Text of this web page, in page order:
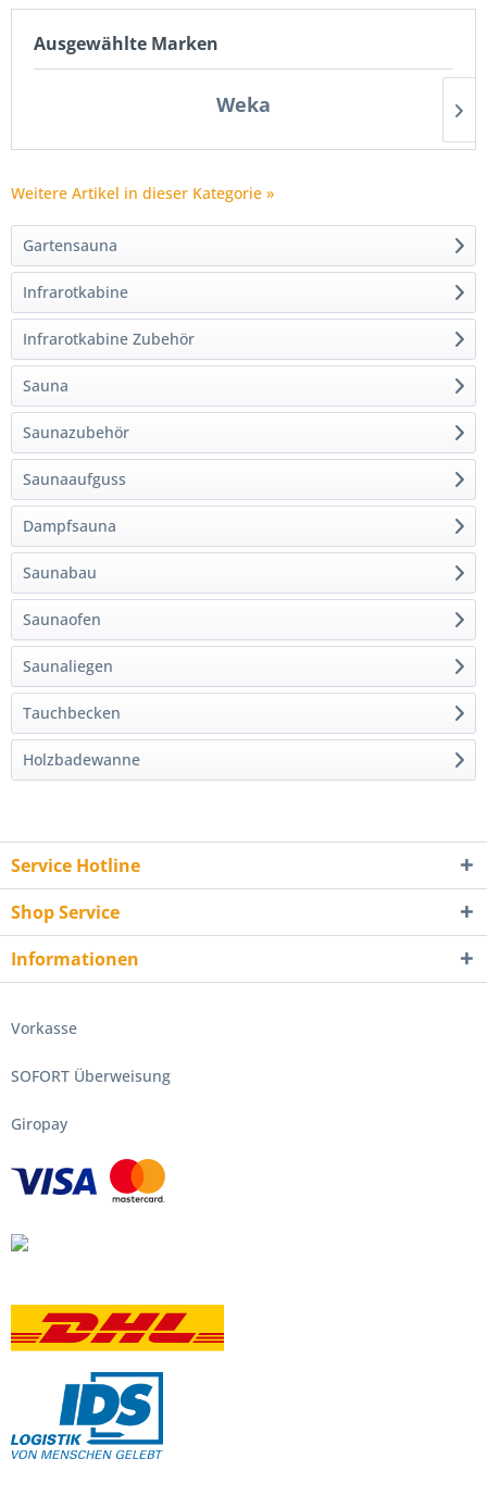
Ausgewählte Marken
Weka
Weitere Artikel in dieser Kategorie »
Gartensauna
Infrarotkabine
Infrarotkabine Zubehör
Sauna
Saunazubehör
Saunaaufguss
Dampfsauna
Saunabau
Saunaofen
Saunaliegen
Tauchbecken
Holzbadewanne
Service Hotline
Shop Service
Informationen
Vorkasse
SOFORT Überweisung
Giropay